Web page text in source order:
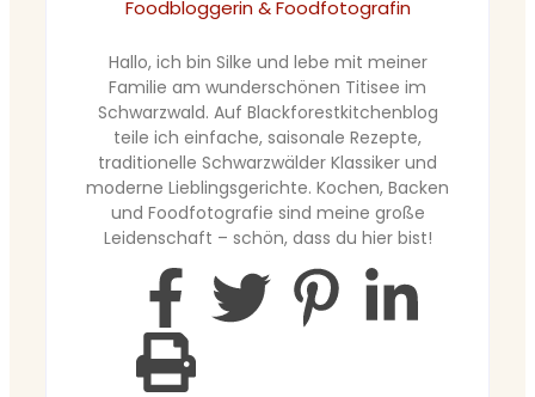
Foodbloggerin & Foodfotografin
Hallo, ich bin Silke und lebe mit meiner
Familie am wunderschönen Titisee im
Schwarzwald. Auf Blackforestkitchenblog
teile ich einfache, saisonale Rezepte,
traditionelle Schwarzwälder Klassiker und
moderne Lieblingsgerichte. Kochen, Backen
und Foodfotografie sind meine große
Leidenschaft – schön, dass du hier bist!